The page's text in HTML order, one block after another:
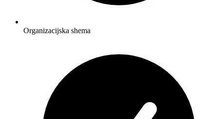
Organizacijska shema